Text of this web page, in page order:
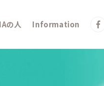
の人 Information